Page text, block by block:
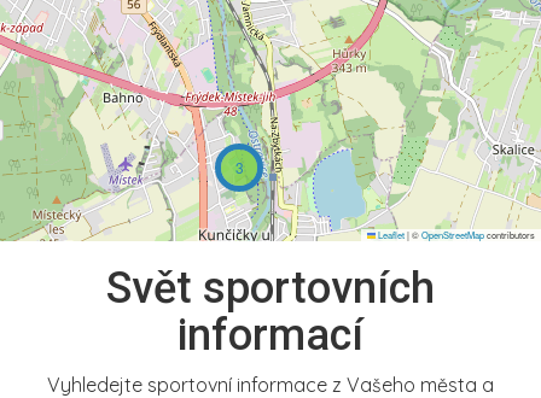
3
Leaflet|©OpenStreetMapcontributors
Svět sportovních
informací
Vyhledejte sportovní informace z Vašeho města a